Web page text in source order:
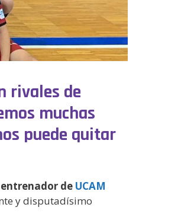
rivales de
muchas
puede quitar
de UCAM
y disputadísimo